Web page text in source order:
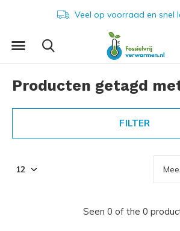
Veel op voorraad en snel
Producten getagd
FILTER
Seen 0 of the 0